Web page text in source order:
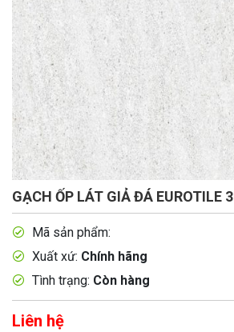
GẠCH ỐP LÁT GIẢ ĐÁ EUROTILE
Mã sản phẩm:
Xuất xứ: Chính hãng
Tình trạng: Còn hàng
Liên hệ